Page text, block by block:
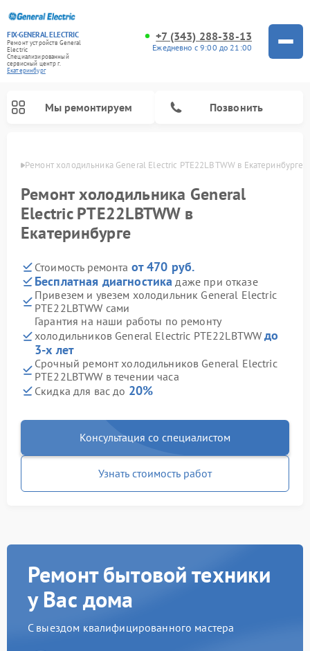
FIX-GENERAL ELECTRIC
Ремонт устройств General
Electric
Специализированный
cервисный центр г.
Екатеринбург
+7 (343) 288-38-13
Ежедневно с 9:00 до 21:00
Мы ремонтируем Позвонить
Ремонт холодильника General Electric PTE22LBTWW в Екатеринбурге
Ремонт холодильника General
Electric PTE22LBTWW в
Екатеринбурге
Стоимость ремонта от 470 руб.
Бесплатная диагностика даже при отказе
Привезем и увезем холодильник General Electric
PTE22LBTWW сами
Гарантия на наши работы по ремонту
холодильников General Electric PTE22LBTWWдо
3-х лет
Срочный ремонт холодильников General Electric
PTE22LBTWW в течении часа
Скидка для вас до 20%
Консультация со специалистом
Узнать стоимость работ
Ремонт бытовой техники
у Вас дома
С выездом квалифицированного мастера